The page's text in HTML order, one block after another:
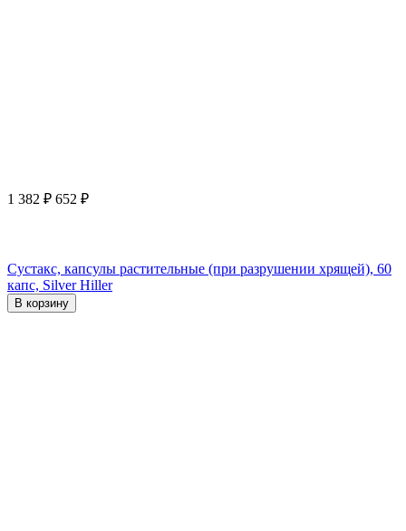
1 382 ₽ 652 ₽
Сустакс, капсулы растительные (при разрушении хрящей), 60
капс, Silver Hiller
В корзину